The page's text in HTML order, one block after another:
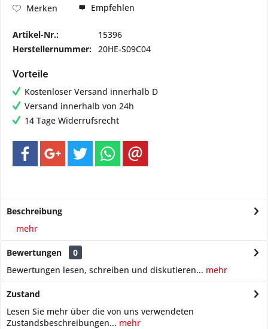
Merken Empfehlen
Artikel-Nr.:
15396
Herstellernummer: 20HE-S09C04
Vorteile
Kostenloser Versand innerhalb D
Versand innerhalb von 24h
14 Tage Widerrufsrecht
Beschreibung
mehr
Bewertungen
0
Bewertungen lesen, schreiben und diskutieren... mehr
Zustand
Lesen Sie mehr über die von uns verwendeten
Zustandsbeschreibungen... mehr